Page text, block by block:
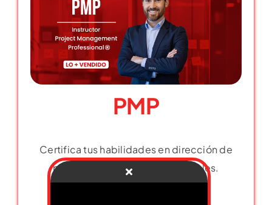
PMP
Certifica tus habilidades en dirección de
proyectos y abre puertas globales.